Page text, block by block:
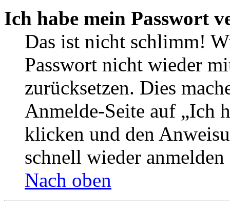
Ich habe mein Passwort
Das ist nicht schlimm!
Passwort nicht wieder
zurücksetzen. Dies
Anmelde-Seite auf „Ich
klicken und den
schnell wieder
Nach oben